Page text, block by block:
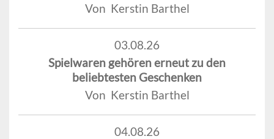
Von Kerstin Barthel
03.08.26
Spielwaren gehören erneut zu den
beliebtesten Geschenken
Von Kerstin Barthel
04.08.26